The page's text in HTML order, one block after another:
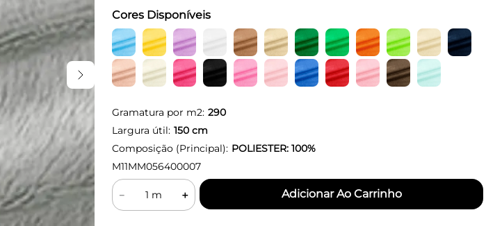
Cores Disponíveis
Gramatura por m2: 290
Largura útil: 150cm
Composição (Principal): POLIESTER: 100%
M11MM056400007
＋
－